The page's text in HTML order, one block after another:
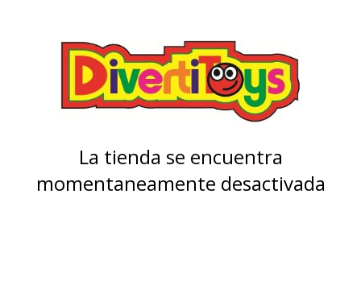
La tienda se encuentra
momentaneamente desactivada